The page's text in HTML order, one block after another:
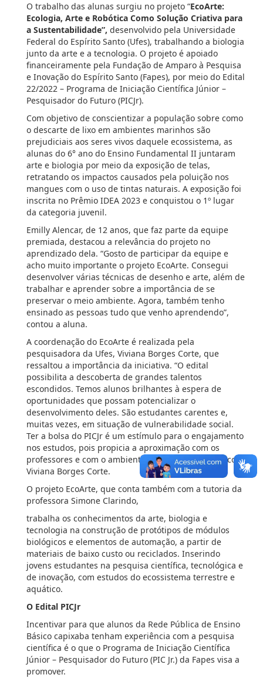
O trabalho das alunas surgiu no projeto “EcoArte:
Ecologia, Arte e Robótica Como Solução Criativa para
a Sustentabilidade”, desenvolvido pela Universidade
Federal do Espírito Santo (Ufes), trabalhando a biologia
junto da arte e a tecnologia. O projeto é apoiado
financeiramente pela Fundação de Amparo à Pesquisa
e Inovação do Espírito Santo (Fapes), por meio do Edital
22/2022 – Programa de Iniciação Científica Júnior –
Pesquisador do Futuro (PICJr).
Com objetivo de conscientizar a população sobre como
o descarte de lixo em ambientes marinhos são
prejudiciais aos seres vivos daquele ecossistema, as
alunas do 6° ano do Ensino Fundamental II juntaram
arte e biologia por meio da exposição de telas,
retratando os impactos causados pela poluição nos
mangues com o uso de tintas naturais. A exposição foi
inscrita no Prêmio IDEA 2023 e conquistou o 1º lugar
da categoria juvenil.
Emilly Alencar, de 12 anos, que faz parte da equipe
premiada, destacou a relevância do projeto no
aprendizado dela. “Gosto de participar da equipe e
acho muito importante o projeto EcoArte. Consegui
desenvolver várias técnicas de desenho e arte, além de
trabalhar e aprender sobre a importância de se
preservar o meio ambiente. Agora, também tenho
ensinado as pessoas tudo que venho aprendendo”,
contou a aluna.
A coordenação do EcoArte é realizada pela
pesquisadora da Ufes, Viviana Borges Corte, que
ressaltou a importância da iniciativa. “O edital
possibilita a descoberta de grandes talentos
escondidos. Temos alunos brilhantes à espera de
oportunidades que possam potencializar o
desenvolvimento deles. São estudantes carentes e,
muitas vezes, em situação de vulnerabilidade social.
Ter a bolsa do PICJr é um estímulo para o engajamento
nos estudos, pois propicia a aproximação com os
professores e com o ambiente universitário”, destacou
Viviana Borges Corte.
O projeto EcoArte, que conta também com a tutoria da
professora Simone Clarindo,
trabalha os conhecimentos da arte, biologia e
tecnologia na construção de protótipos de módulos
biológicos e elementos de automação, a partir de
materiais de baixo custo ou reciclados. Inserindo
jovens estudantes na pesquisa científica, tecnológica e
de inovação, com estudos do ecossistema terrestre e
aquático.
O Edital PICJr
Incentivar para que alunos da Rede Pública de Ensino
Básico capixaba tenham experiência com a pesquisa
científica é o que o Programa de Iniciação Científica
Júnior – Pesquisador do Futuro (PIC Jr.) da Fapes visa a
promover.